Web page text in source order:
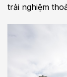
trải nghiệm